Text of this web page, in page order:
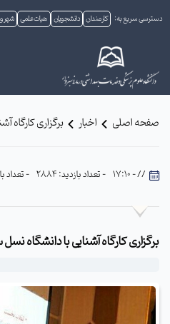
دسترسی سریع به: کارمندان دانشجویان هیات علمی
صفحه اصلی اخبار برگزاری کارگاه
// - 17:10 - تعداد بازدید: 2884 - تعداد
برگزاری کارگاه آشنایی با دانشگاه